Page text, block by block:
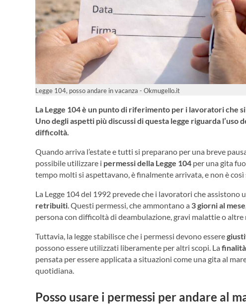
Legge 104, posso andare in vacanza - Okmugello.it
La Legge 104 è un punto di riferimento per i lavoratori che
Uno degli aspetti più discussi di questa legge riguarda
difficoltà.
Quando arriva l’estate e tutti si preparano per una breve
possibile utilizzare i permessi della Legge 104 per una gita
tempo molti si aspettavano, è finalmente arrivata, e non è così
La Legge 104 del 1992 prevede che i lavoratori che
retribuiti . Questi permessi, che ammontano a 3 giorni al mese
persona con difficoltà di deambulazione, gravi malattie o altre
Tuttavia, la legge stabilisce che i permessi devono essere
possono essere utilizzati liberamente per altri scopi. La
pensata per essere applicata a situazioni come una gita al
quotidiana.
Posso usare i permessi per andare al